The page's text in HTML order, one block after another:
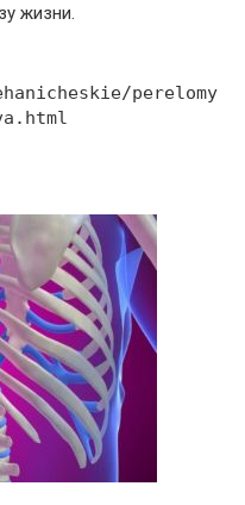
жизни.
perelomy